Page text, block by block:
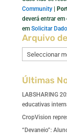
Community|
deverá entrar
em Solicitar
Arquivo
Arquivo
de
Últimas
LABSHARING
educativas
CropVision
“Devaneio”: